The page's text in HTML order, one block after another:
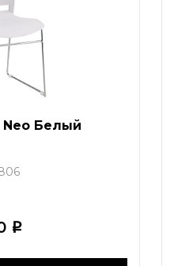
Neo Белый
i